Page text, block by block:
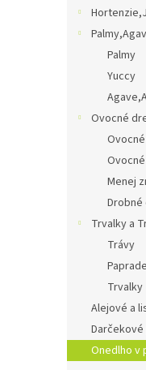
Palmy
Yuccy
Ovocné
Menej
Trvalky a
Trávy
Paprade
Trvalky
Alejové a
Onedlho v